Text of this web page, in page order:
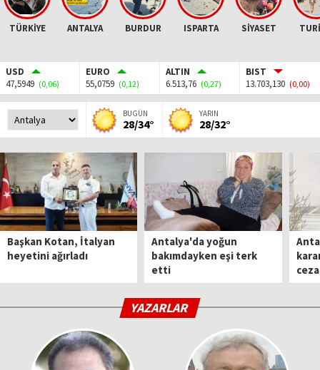
TÜRKİYE ANTALYA BURDUR ISPARTA SİYASET
USD
47,5949 (0,06)
EURO
55,0759 (0,12)
ALTIN
6.513,76 (0,27)
BIST
13.703,130 (0,00)
BUGÜN
28/34°
YARIN
28/32°
Başkan Kotan, İtalyan
heyetini ağırladı
Antalya'da yoğun
bakımdayken eşi terk
etti
ceza
YAZARLAR